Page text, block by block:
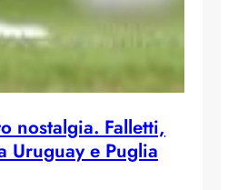
nostalgia. Falletti,
Uruguay e Puglia